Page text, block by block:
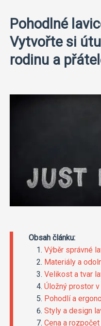
Pohodlné
Vytvořte si
rodinu a
Obsah článku:
Výběr správné
Materiály a
Velikost a tvar
Úložný prostor
Pohodlí a
Styly a design
Cena a rozpočet